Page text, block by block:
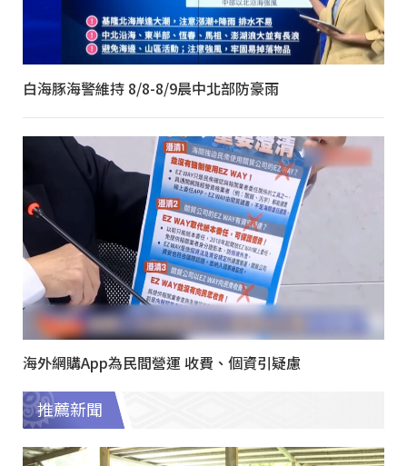
白海豚海警維持 8/8-8/9晨中北部防豪雨
海外網購App為民間營運 收費、個資引疑慮
推薦新聞